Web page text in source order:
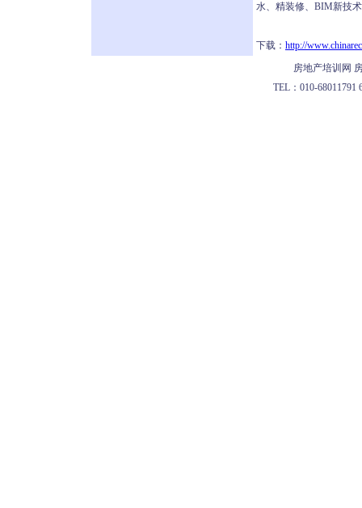
水、精装修、BIM新技
下载： http://
房地产培训网
TEL：010-68011791